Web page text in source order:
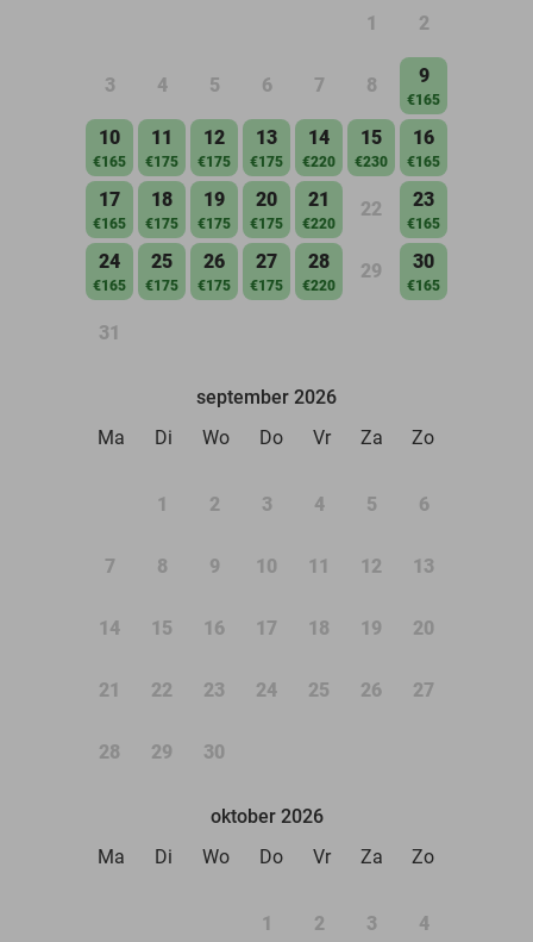
1 2
3 4 5 6 7 8 9
€165
10
€165
11
€175
12
€175
13
€175
14
€220
15
€230
16
€165
17
€165
18
€175
19
€175
20
€175
21
€220
22 23
€165
24
€165
25
€175
26
€175
27
€175
28
€220
29 30
€165
31
september 2026
Ma
Di Wo Do Vr Za Zo
1 2 3 4 5 6
7 8 9 10 11 12 13
14 15 16 17 18 19 20
21 22 23 24 25 26 27
28 29 30
oktober 2026
Ma
Di Wo Do Vr Za Zo
1 2 3 4